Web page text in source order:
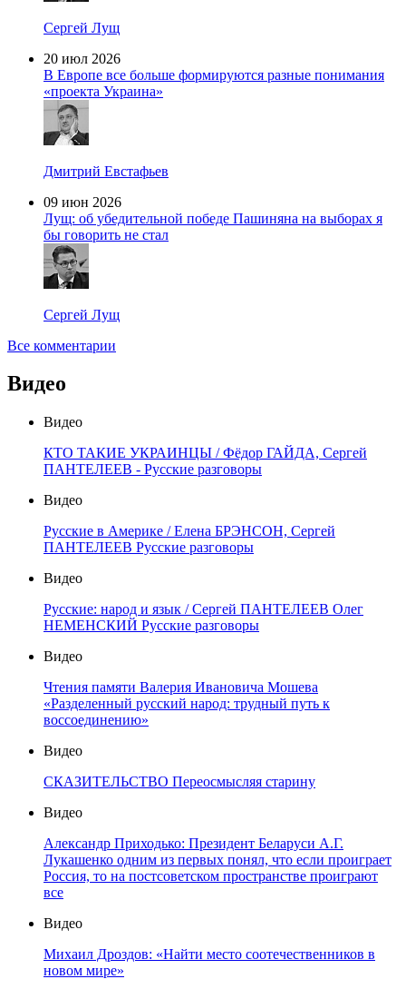
Сергей Лущ
20 июл 2026
В Европе все больше формируются разные понимания
«проекта Украина»
Дмитрий Евстафьев
09 июн 2026
Лущ: об убедительной победе Пашиняна на выборах я
бы говорить не стал
Сергей Лущ
Все комментарии
Видео
Видео
КТО ТАКИЕ УКРАИНЦЫ / Фёдор ГАЙДА, Сергей
ПАНТЕЛЕЕВ - Русские разговоры
Видео
Русские в Америке / Елена БРЭНСОН, Сергей
ПАНТЕЛЕЕВ Русские разговоры
Видео
Русские: народ и язык / Сергей ПАНТЕЛЕЕВ Олег
НЕМЕНСКИЙ Русские разговоры
Видео
Чтения памяти Валерия Ивановича Мошева
«Разделенный русский народ: трудный путь к
воссоединению»
Видео
СКАЗИТЕЛЬСТВО Переосмысляя старину
Видео
Александр Приходько: Президент Беларуси А.Г.
Лукашенко одним из первых понял, что если проиграет
Россия, то на постсоветском пространстве проиграют
все
Видео
Михаил Дроздов: «Найти место соотечественников в
новом мире»